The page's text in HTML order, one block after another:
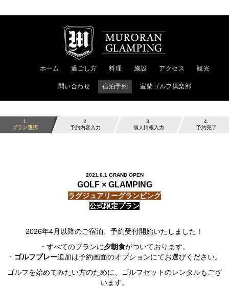
ホーム 過ごし方 料理 施設 アクセス 観光
問い合わせ 宿泊予約 室蘭ゴルフ倶楽部
1
プラン選択
2
予約内容入力
3
個人情報入力
4
予約完了
2021.6.1 GRAND OPEN
GOLF × GLAMPING
ラグジュアリーグランピング
公式限定プラン
2026年4月以降のご宿泊、予約受付開始いたしました！
・すべてのプランに夕朝食がついております。
・ ゴルフプレー追加は予約画面のオプションにてお選びください。
ゴルフを始めてみたい方のために、ゴルフセットのレンタルもござ
います。